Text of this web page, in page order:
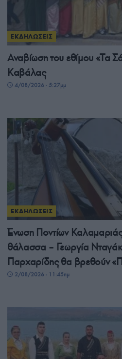
ΕΚΔΗΛΩΣΕΙΣ
Αναβίωση του εθίμου «Τα
Καβάλας
4/08/2026 - 5:27μμ
ΕΚΔΗΛΩΣΕΙΣ
Ένωση Ποντίων
θάλασσα – Γεωργία
Παρχαρίδης θα βρεθούν
2/08/2026 - 11:45πμ